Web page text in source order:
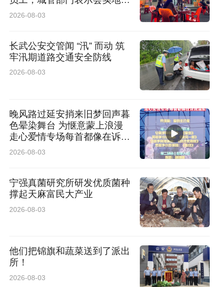
查
2026-08-03
长武公安交管闻 “汛” 而动 筑
牢汛期道路交通安全防线
2026-08-03
晚风路过延安捎来旧梦回声暮
色晕染舞台 为惬意蒙上浪漫
走心爱情专场每首都像在诉说
温柔
2026-08-03
宁强真菌研究所研发优质菌种
撑起天麻富民大产业
2026-08-03
他们把锦旗和蔬菜送到了派出
所！
2026-08-03